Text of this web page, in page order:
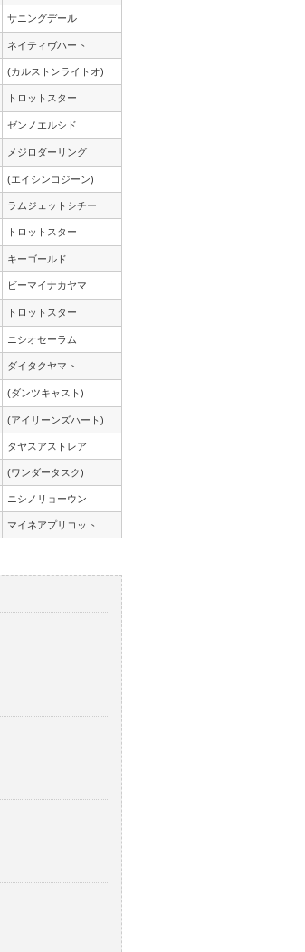
サニングデール
ネイティヴハート
(カルストンライトオ)
トロットスター
ゼンノエルシド
メジロダーリング
(エイシンコジーン)
ラムジェットシチー
トロットスター
キーゴールド
ビーマイナカヤマ
トロットスター
ニシオセーラム
ダイタクヤマト
(ダンツキャスト)
(アイリーンズハート)
タヤスアストレア
(ワンダータスク)
ニシノリョーウン
マイネアプリコット